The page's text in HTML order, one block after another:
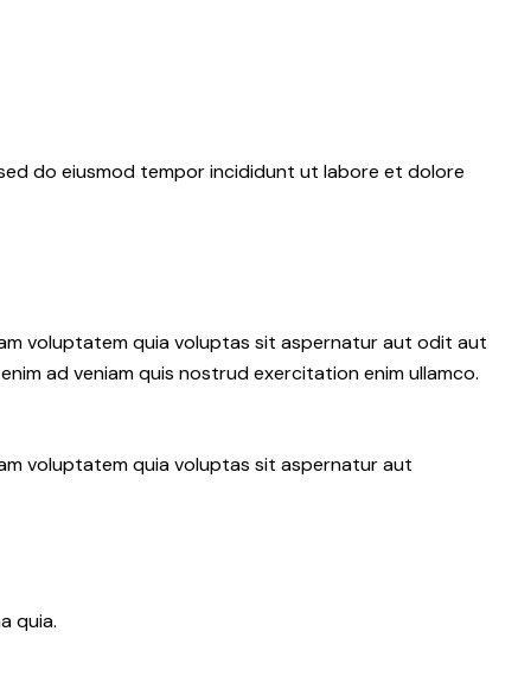
do eiusmod tempor incididunt ut labore et dolore
voluptatem quia voluptas sit aspernatur aut odit aut
ad veniam quis nostrud exercitation enim ullamco.
voluptatem quia voluptas sit aspernatur aut
quia.